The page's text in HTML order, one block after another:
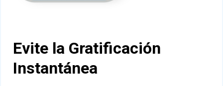
Evite la Gratificación
Instantánea